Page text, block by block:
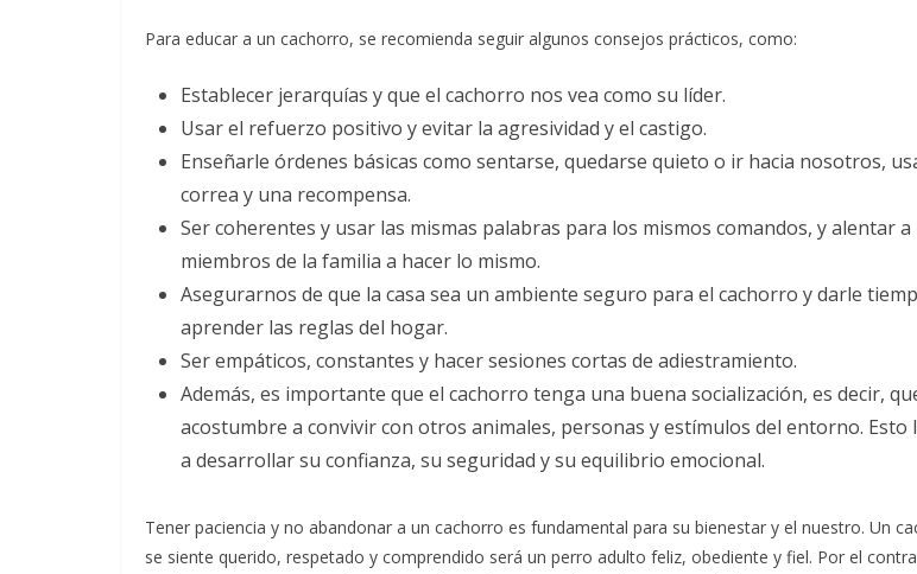
Para educar a un cachorro, se recomienda seguir algunos consejos prácticos, como:
Establecer jerarquías y que el cachorro nos vea como su líder.
Usar el refuerzo positivo y evitar la agresividad y el castigo.
Enseñarle órdenes básicas como sentarse, quedarse quieto o ir hacia nosotros,
correa y una recompensa.
Ser coherentes y usar las mismas palabras para los mismos comandos, y alentar a
miembros de la familia a hacer lo mismo.
Asegurarnos de que la casa sea un ambiente seguro para el cachorro y darle
aprender las reglas del hogar.
Ser empáticos, constantes y hacer sesiones cortas de adiestramiento.
Además, es importante que el cachorro tenga una buena socialización, es decir,
acostumbre a convivir con otros animales, personas y estímulos del entorno. Esto
a desarrollar su confianza, su seguridad y su equilibrio emocional.
Tener paciencia y no abandonar a un cachorro es fundamental para su bienestar y el nuestro. Un
se siente querido, respetado y comprendido será un perro adulto feliz, obediente y fiel. Por el